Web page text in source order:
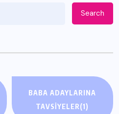
Search
BABA ADAYLARINA
TAVSIYELER(1)